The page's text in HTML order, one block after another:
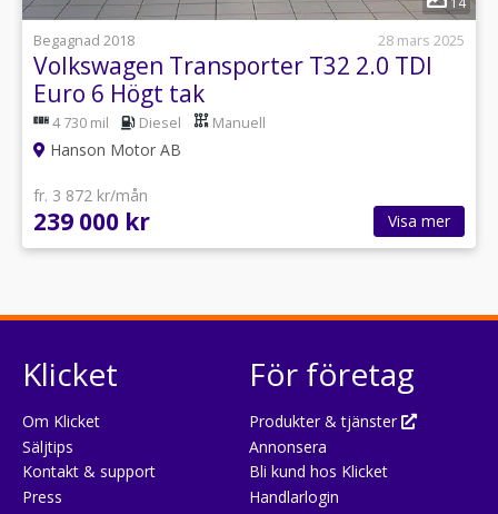
Begagnad 2018
28 mars 2025
Volkswagen Transporter T32 2.0 TDI
Euro 6 Högt tak
4 730 mil Diesel Manuell
Hanson Motor AB
fr. 3 872 kr/mån
239 000 kr Visa mer
Klicket
Om Klicket
Säljtips
Kontakt & support
Press
För företag
Produkter & tjänster
Annonsera
Bli kund hos Klicket
Handlarlogin